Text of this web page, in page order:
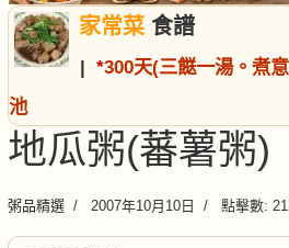
家常菜食譜
| *300天(三餸一湯。煮
池
地瓜粥(蕃薯粥)
粥品精選 2007年10月10日 點擊數: